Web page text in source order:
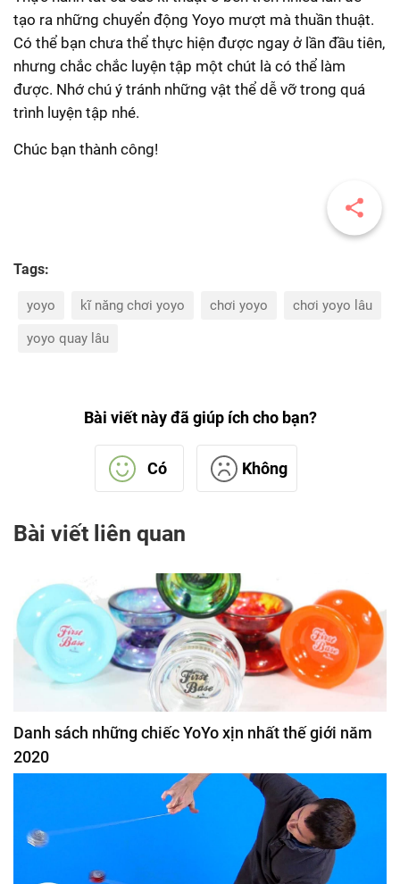
tạo ra những chuyển động Yoyo mượt mà thuần thuật.
Có thể bạn chưa thể thực hiện được ngay ở lần đầu tiên,
nhưng chắc chắc luyện tập một chút là có thể làm
được. Nhớ chú ý tránh những vật thể dễ vỡ trong quá
trình luyện tập nhé.
Chúc bạn thành công!
Tags:
yoyo kĩ năng chơi yoyo chơi yoyo chơi yoyo lâu
yoyo quay lâu
Bài viết này đã giúp ích cho bạn?
Có Không
Bài viết liên quan
Danh sách những chiếc YoYo xịn nhất thế giới năm
2020